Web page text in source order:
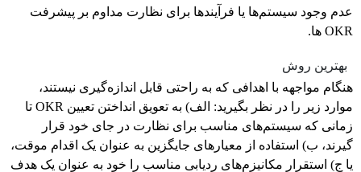
عدم وجود سیستم‌ها یا فرآیندها برای نظارت مداوم بر پیشرفت
OKR ها.
بهترین روش
هنگام مواجهه با اهدافی که به راحتی قابل اندازه‌گیری نیستند،
موارد زیر را در نظر بگیرید: الف) به تعویق انداختن تعیین OKR تا
زمانی که سیستم‌های مناسب برای نظارت در جای خود قرار
گیرند، ب) استفاده از معیارهای جایگزین به عنوان یک اقدام موقت،
یا ج) استقرار مکانیزم‌های ردیابی مناسب را خود به عنوان یک هدف